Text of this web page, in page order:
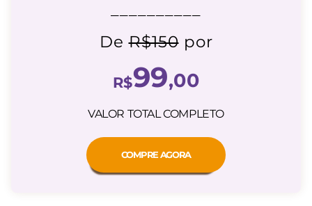
DeR$150por
R$99,00
VALOR TOTAL COMPLETO
COMPRE AGORA